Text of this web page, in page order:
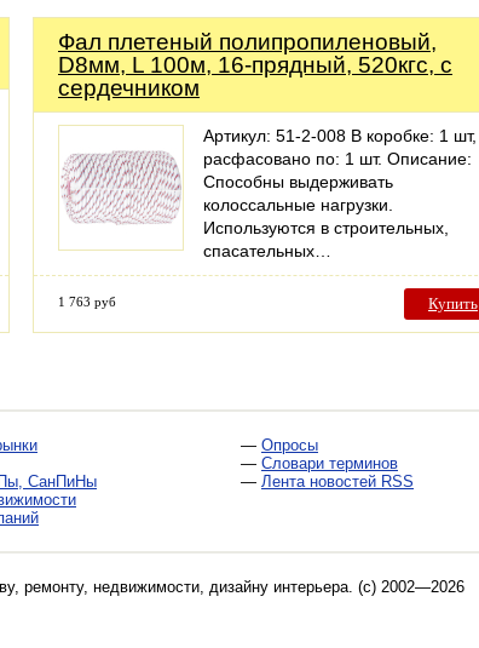
Фал плетеный полипропиленовый,
D8мм, L 100м, 16-прядный, 520кгс, с
сердечником
Артикул: 51-2-008 В коробке: 1 шт,
расфасовано по: 1 шт. Описание:
Способны выдерживать
колоссальные нагрузки.
Используются в строительных,
спасательных…
1 763 руб Купить
СанПиНы
— Опросы
— Словари терминов
— Лента новостей RSS
ремонту, недвижимости, дизайну интерьера. (c) 2002—2026